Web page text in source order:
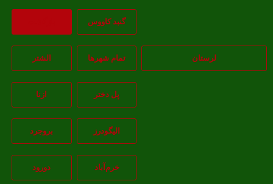
گنبد کاووس
لرستان تمام شهر‌ها الشتر
پل دختر
اليگودرز بروجرد
خرم‌آباد دورود